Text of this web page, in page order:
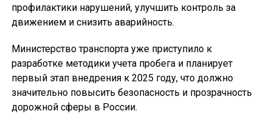
профилактики нарушений, улучшить контроль за
движением и снизить аварийность.
Министерство транспорта уже приступило к
разработке методики учета пробега и планирует
первый этап внедрения к 2025 году, что должно
значительно повысить безопасность и прозрачность
дорожной сферы в России.